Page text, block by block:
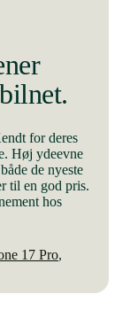
for deres
Høj ydeevne
de nyeste
til en god pris.
hos
17 Pro,